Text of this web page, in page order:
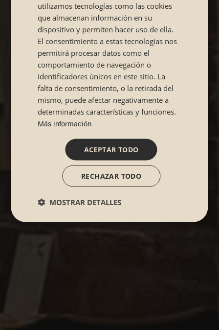
CATALÁN
utilizamos tecnologías como las cookies
que almacenan información en su
dispositivo y permiten hacer uso de ella.
El consentimiento a estas tecnologías nos
permitirá procesar datos como el
comportamiento de navegación o
identificadores únicos en este sitio. La
falta de consentimiento, o la retirada del
mismo, puede afectar negativamente a
determinadas características y funciones.
Más información
ACEPTAR TODO
RECHAZAR TODO
MOSTRAR DETALLES